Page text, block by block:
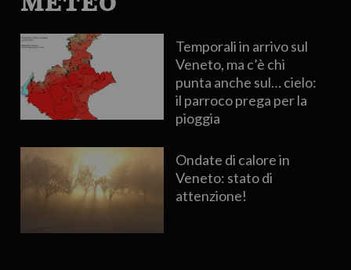
Temporali in arrivo sul
Veneto, ma c’è chi
punta anche sul… cielo:
il parroco prega per la
pioggia
Ondate di calore in
Veneto: stato di
attenzione!